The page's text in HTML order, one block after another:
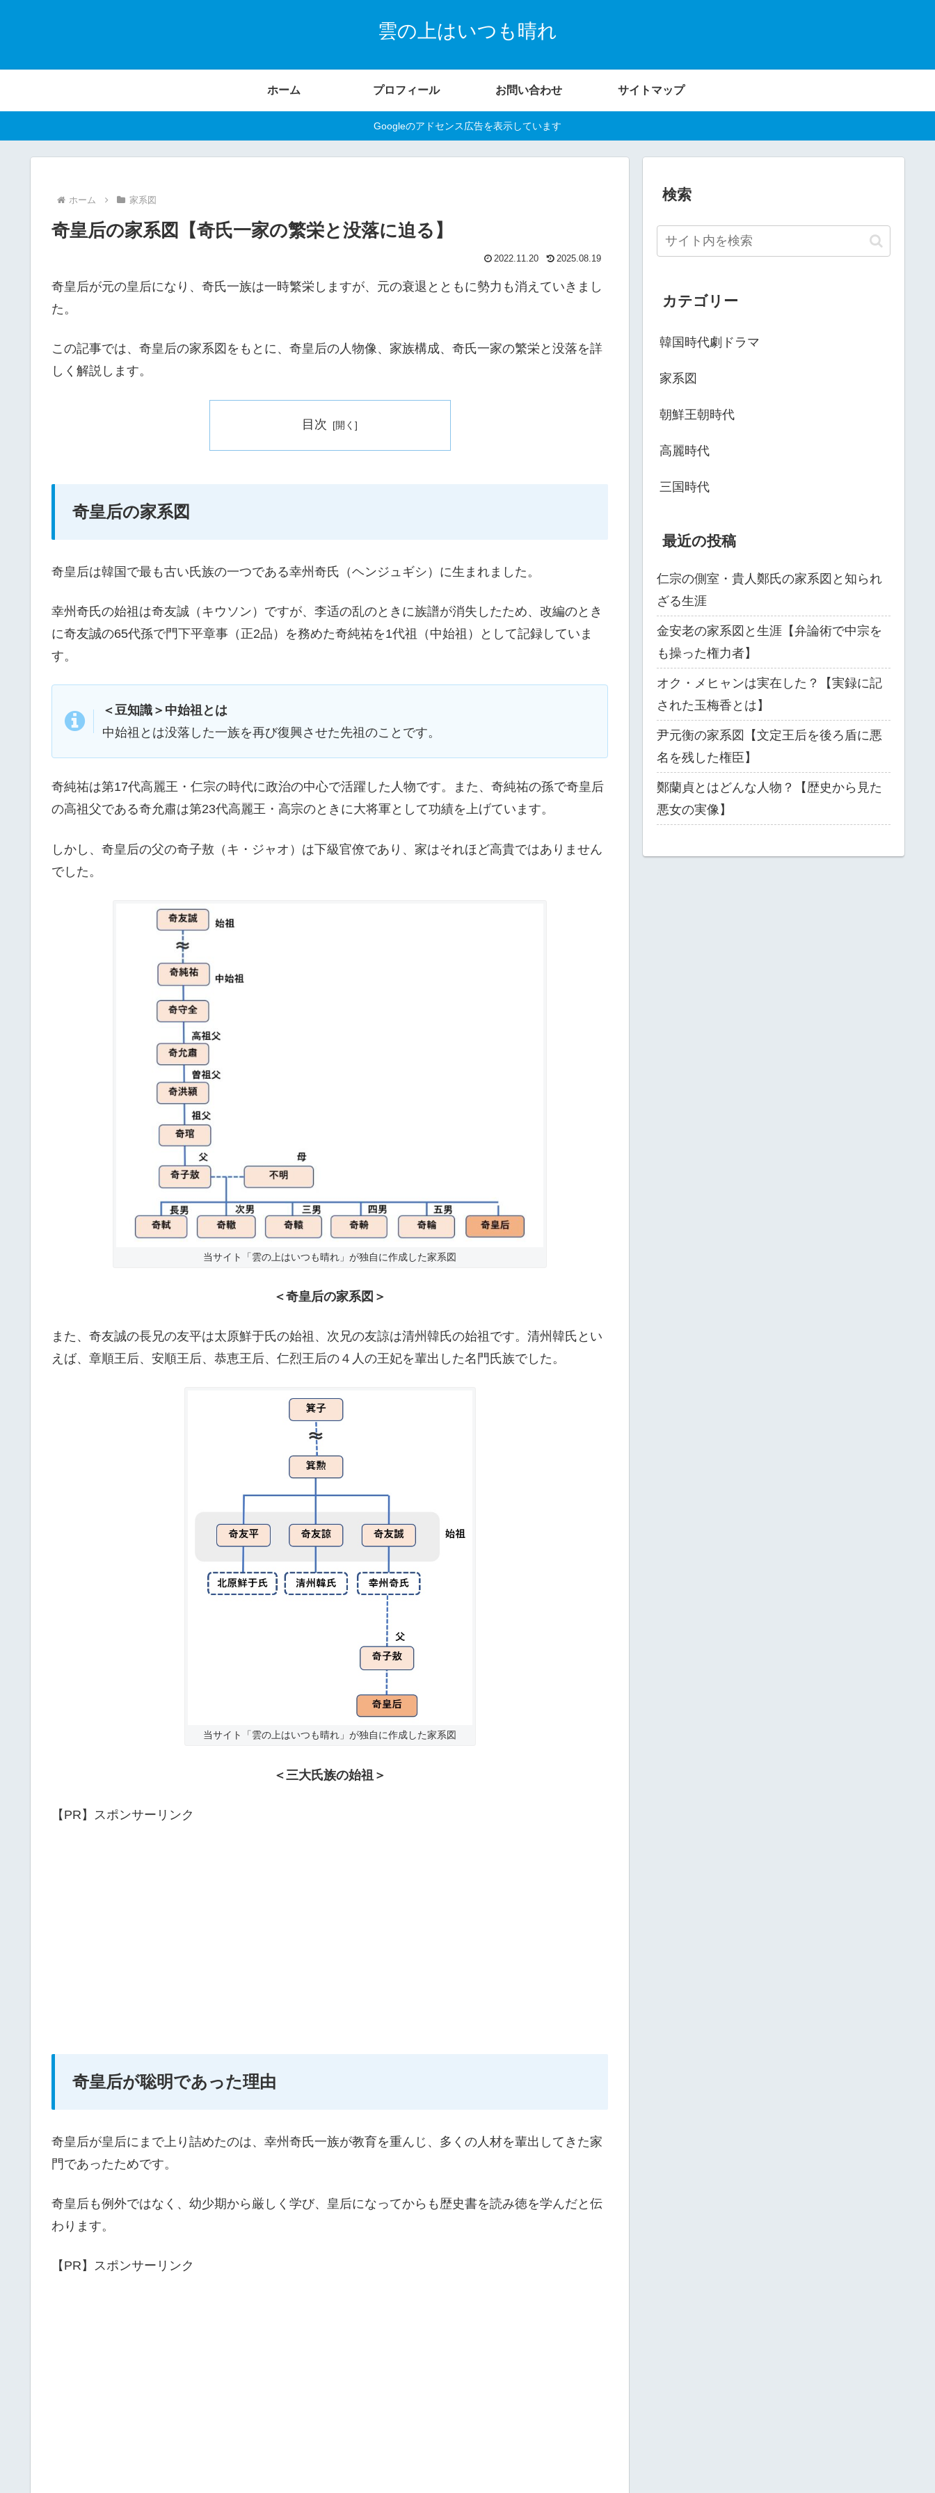
雲の上はいつも晴れ
ホーム プロフィール お問い合わせ サイトマップ
Googleのアドセンス広告を表示しています
ホーム 家系図
奇皇后の家系図【奇氏一家の繁栄と没落に迫る】
2022.11.20 2025.08.19
奇皇后が元の皇后になり、奇氏一族は一時繁栄しますが、元の衰退とともに勢力も消えていきまし
た。
この記事では、奇皇后の家系図をもとに、奇皇后の人物像、家族構成、奇氏一家の繁栄と没落を詳
しく解説します。
目次
奇皇后の家系図
奇皇后は韓国で最も古い氏族の一つである幸州奇氏（ヘンジュギシ）に生まれました。
幸州奇氏の始祖は奇友誠（キウソン）ですが、李适の乱のときに族譜が消失したため、改編のとき
に奇友誠の65代孫で門下平章事（正2品）を務めた奇純祐を1代祖（中始祖）として記録していま
す。
＜豆知識＞中始祖とは
中始祖とは没落した一族を再び復興させた先祖のことです。
奇純祐は第17代高麗王・仁宗の時代に政治の中心で活躍した人物です。また、奇純祐の孫で奇皇后
の高祖父である奇允肅は第23代高麗王・高宗のときに大将軍として功績を上げています。
しかし、奇皇后の父の奇子敖（キ・ジャオ）は下級官僚であり、家はそれほど高貴ではありません
でした。
当サイト「雲の上はいつも晴れ」が独自に作成した家系図
＜奇皇后の家系図＞
また、奇友誠の長兄の友平は太原鮮于氏の始祖、次兄の友諒は清州韓氏の始祖です。清州韓氏とい
えば、章順王后、安順王后、恭恵王后、仁烈王后の４人の王妃を輩出した名門氏族でした。
当サイト「雲の上はいつも晴れ」が独自に作成した家系図
＜三大氏族の始祖＞
【PR】スポンサーリンク
奇皇后が聡明であった理由
奇皇后が皇后にまで上り詰めたのは、幸州奇氏一族が教育を重んじ、多くの人材を輩出してきた家
門であったためです。
奇皇后も例外ではなく、幼少期から厳しく学び、皇后になってからも歴史書を読み徳を学んだと伝
わります。
【PR】スポンサーリンク
検索
カテゴリー
韓国時代劇ドラマ
家系図
朝鮮王朝時代
高麗時代
三国時代
最近の投稿
仁宗の側室・貴人鄭氏の家系図と知られ
ざる生涯
金安老の家系図と生涯【弁論術で中宗を
も操った権力者】
オク・メヒャンは実在した？【実録に記
された玉梅香とは】
尹元衡の家系図【文定王后を後ろ盾に悪
名を残した権臣】
鄭蘭貞とはどんな人物？【歴史から見た
悪女の実像】